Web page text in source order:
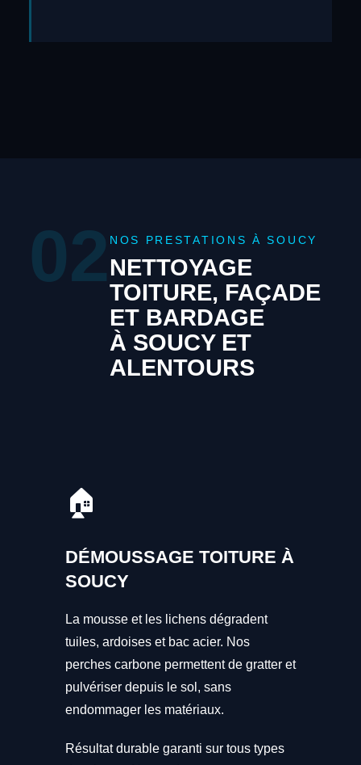
02 NOS PRESTATIONS À SOUCY
NETTOYAGE
TOITURE, FAÇADE
ET BARDAGE
À SOUCY ET
ALENTOURS
🏠
DÉMOUSSAGE TOITURE À
SOUCY
La mousse et les lichens dégradent
tuiles, ardoises et bac acier. Nos
perches carbone permettent de gratter et
pulvériser depuis le sol, sans
endommager les matériaux.
Résultat durable garanti sur tous types